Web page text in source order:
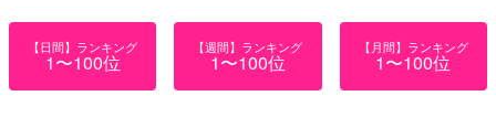
【日間】ランキング
1〜100位
【週間】ランキング
1〜100位
【月間】ランキング
1〜100位